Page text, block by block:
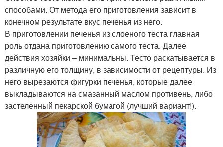
способами. От метода его приготовления зависит в
конечном результате вкус печенья из него.
В приготовлении печенья из слоеного теста главная
роль отдана приготовлению самого теста. Далее
действия хозяйки – минимальны. Тесто раскатывается в
различную его толщину, в зависимости от рецептуры. Из
него вырезаются фигурки печенья, которые далее
выкладываются на смазанный маслом противень, либо
застеленный пекарской бумагой (лучший вариант!).